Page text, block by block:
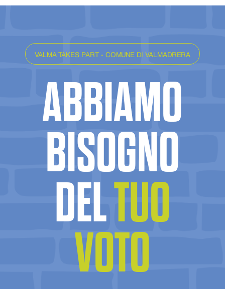
VALMA TAKES PART - COMUNE DI VALMADRERA
ABBIAMO
BISOGNO
DELTUO
VOTO